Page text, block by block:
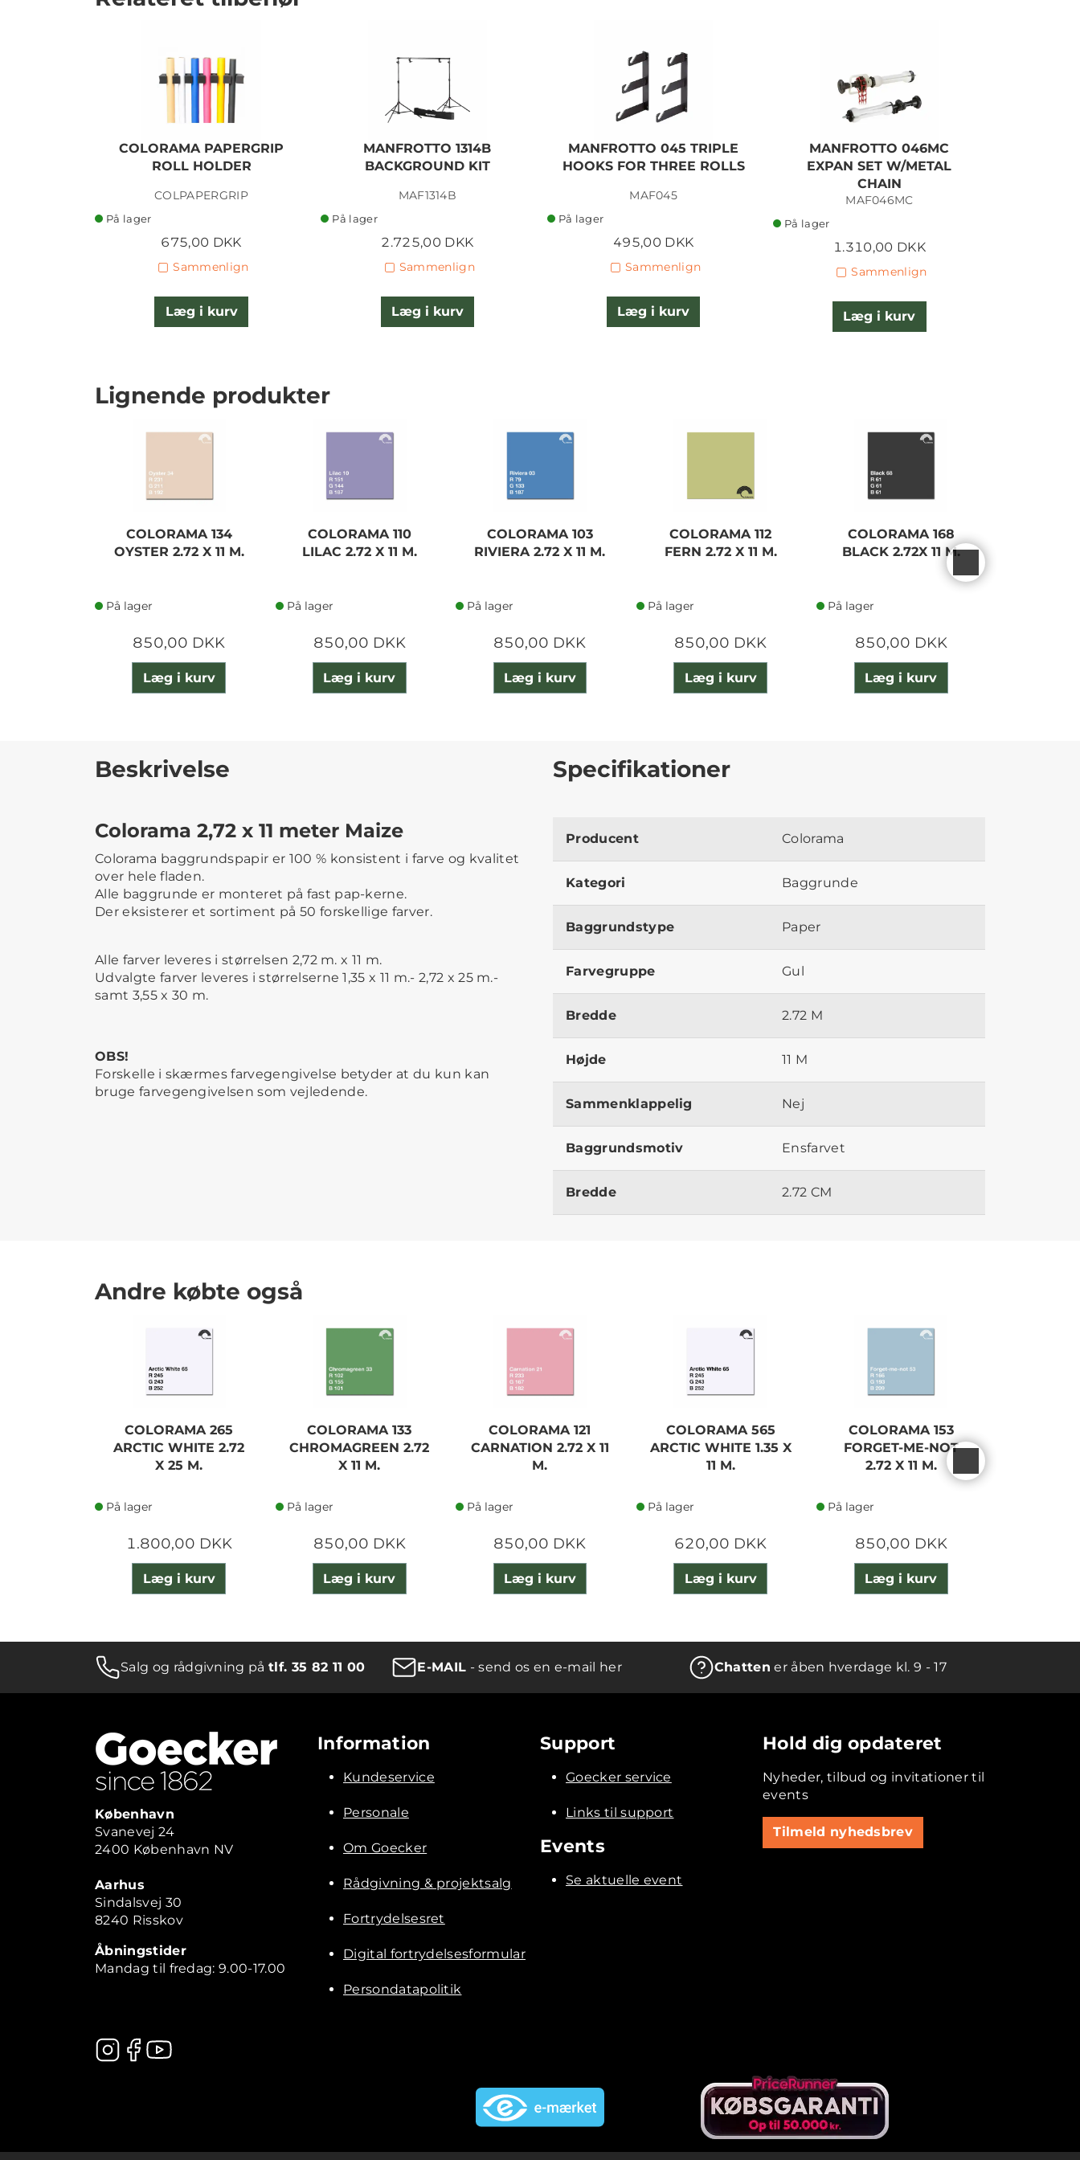
COLORAMA PAPERGRIP
ROLL HOLDER
COLPAPERGRIP
På lager
675,00 DKK
Sammenlign
Læg i kurv
MANFROTTO 1314B
BACKGROUND KIT
MAF1314B
På lager
2.725,00 DKK
Sammenlign
Læg i kurv
MANFROTTO 045 TRIPLE
HOOKS FOR THREE ROLLS
MAF045
På lager
495,00 DKK
Sammenlign
Læg i kurv
MANFROTTO 046MC
EXPAN SET W/METAL
CHAIN
MAF046MC
På lager
1.310,00 DKK
Sammenlign
Læg i kurv
Lignende produkter
COLORAMA 134
OYSTER 2.72 X 11 M.
På lager
850,00 DKK
Læg i kurv
COLORAMA 110
LILAC 2.72 X 11 M.
På lager
850,00 DKK
Læg i kurv
COLORAMA 103
RIVIERA 2.72 X 11 M.
På lager
850,00 DKK
Læg i kurv
COLORAMA 112
FERN 2.72 X 11 M.
På lager
850,00 DKK
Læg i kurv
COLORAMA 168
BLACK 2.72X 11 M.
På lager
850,00 DKK
Læg i kurv
Beskrivelse
Colorama 2,72 x 11 meter Maize
Colorama baggrundspapir er 100 % konsistent i farve og kvalitet
over hele fladen.
Alle baggrunde er monteret på fast pap-kerne.
Der eksisterer et sortiment på 50 forskellige farver.
Alle farver leveres i størrelsen 2,72 m. x 11 m.
Udvalgte farver leveres i størrelserne 1,35 x 11 m.- 2,72 x 25 m.-
samt 3,55 x 30 m.
OBS!
Forskelle i skærmes farvegengivelse betyder at du kun kan
bruge farvegengivelsen som vejledende.
Specifikationer
Producent Colorama
Kategori Baggrunde
Baggrundstype Paper
Farvegruppe Gul
Bredde 2.72 M
Højde 11 M
Sammenklappelig Nej
Baggrundsmotiv Ensfarvet
Bredde 2.72 CM
Andre købte også
COLORAMA 265
ARCTIC WHITE 2.72
X 25 M.
På lager
1.800,00 DKK
Læg i kurv
COLORAMA 133
CHROMAGREEN 2.72
X 11 M.
På lager
850,00 DKK
Læg i kurv
COLORAMA 121
CARNATION 2.72 X 11
M.
På lager
850,00 DKK
Læg i kurv
COLORAMA 565
ARCTIC WHITE 1.35 X
11 M.
På lager
620,00 DKK
Læg i kurv
COLORAMA 153
FORGET-ME-NOT
2.72 X 11 M.
På lager
850,00 DKK
Læg i kurv
Salg og rådgivning påtlf. 35 82 11 00 E-MAIL - send os en e-mail her Chatten er åben hverdage kl. 9 - 17
København
Svanevej 24
2400 København NV
Aarhus
Sindalsvej 30
8240 Risskov
Åbningstider
Mandag til fredag: 9.00-17.00
Information
Kundeservice
Personale
Om Goecker
Rådgivning & projektsalg
Fortrydelsesret
Digital fortrydelsesformular
Persondatapolitik
Support
Goecker service
Links til support
Events
Se aktuelle event
Hold dig opdateret
Nyheder, tilbud og invitationer til
events
Tilmeld nyhedsbrev